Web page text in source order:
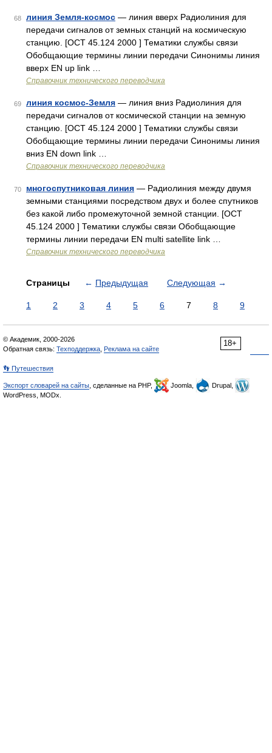
68 линия Земля-космос — линия вверх Радиолиния для
передачи сигналов от земных станций на космическую
станцию. [ОСТ 45.124 2000 ] Тематики службы связи
Обобщающие термины линии передачи Синонимы линия
вверх EN up link …
Справочник технического переводчика
69 линия космос-Земля — линия вниз Радиолиния для
передачи сигналов от космической станции на земную
станцию. [ОСТ 45.124 2000 ] Тематики службы связи
Обобщающие термины линии передачи Синонимы линия
вниз EN down link …
Справочник технического переводчика
70 многоспутниковая линия — Радиолиния между двумя
земными станциями посредством двух и более спутников
без какой либо промежуточной земной станции. [ОСТ
45.124 2000 ] Тематики службы связи Обобщающие
термины линии передачи EN multi satellite link …
Справочник технического переводчика
Страницы ← Предыдущая Следующая →
1 2 3 4 5 6 7 8 9
18+
© Академик, 2000-2026
Обратная связь: Техподдержка Реклама на сайте
👣 Путешествия
Экспорт словарей на сайты , сделанные на PHP, Joomla,
Drupal,
WordPress, MODx.